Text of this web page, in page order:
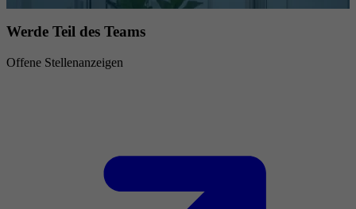
Werde Teil des Teams
Offene Stellenanzeigen